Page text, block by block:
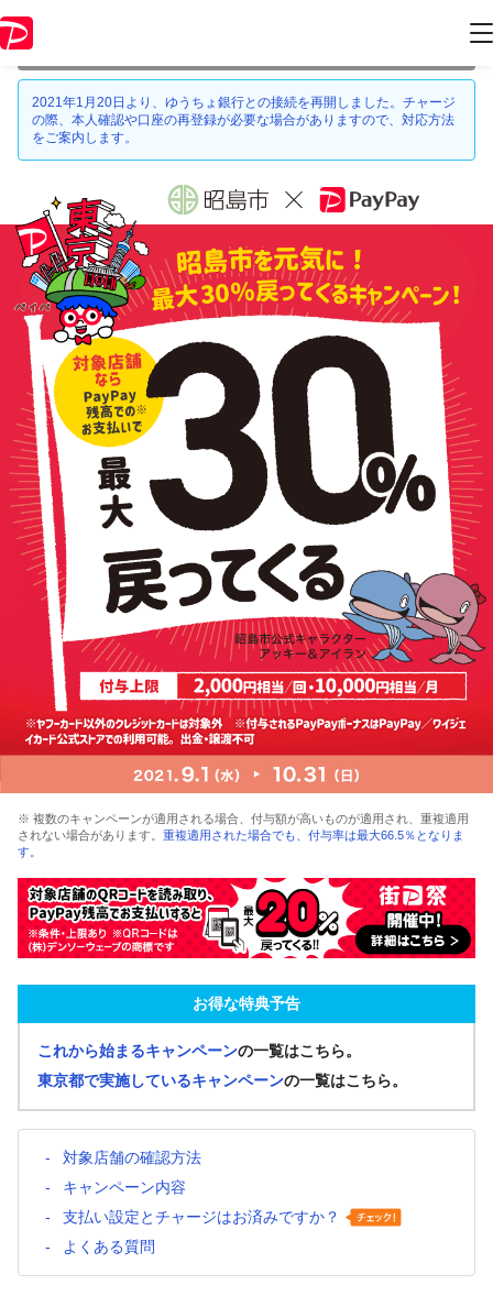
の情報はキャンペーン終了時点のものになります。
2021年1月20日より、ゆうちょ銀行との接続を再開しました。チャージ
の際、本人確認や口座の再登録が必要な場合がありますので、対応方法
をご案内します。
※ 複数のキャンペーンが適用される場合、付与額が高いものが適用され、重複適用
されない場合があります。 重複適用された場合でも、付与率は最大66.5％となりま
す。
お得な特典予告
これから始まるキャンペーンの一覧はこちら。
東京都で実施しているキャンペーンの一覧はこちら。
対象店舗の確認方法
キャンペーン内容
支払い設定とチャージはお済みですか？
よくある質問